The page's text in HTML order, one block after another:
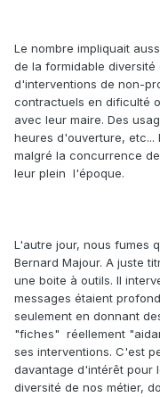
Le nombre impliquait
de la formidable diversité
d'interventions de non-
contractuels en dificulté
avec leur maire. Des
heures d'ouverture, etc...
malgré la concurrence
leur plein l'époque.
L'autre jour, nous fumes
Bernard Majour. A juste
une boite à outils. Il
messages étaient
seulement en donnant
"fiches" réellement
ses interventions. C'est
davantage d'intérêt pour
diversité de nos métier,